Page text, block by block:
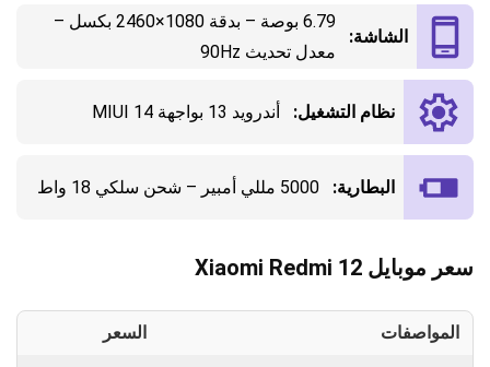
الشاشة:
6.79 بوصة – بدقة 1080×2460 بكسل –
معدل تحديث 90Hz
نظام التشغيل: أندرويد 13 بواجهة MIUI 14
البطارية: 5000 مللي أمبير – شحن سلكي 18 واط
سعر موبايل Xiaomi Redmi 12
المواصفات السعر